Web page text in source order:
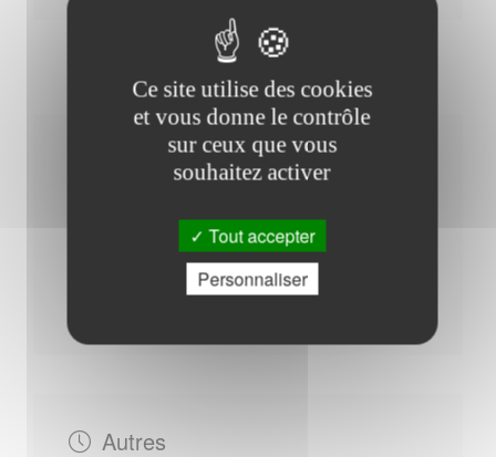
Horaires Mairie
Samedi : - 10h00 à 12h00
Autres
Ce site utilise des cookies
et vous donne le contrôle
sur ceux que vous
souhaitez activer
Tout accepter
Personnaliser